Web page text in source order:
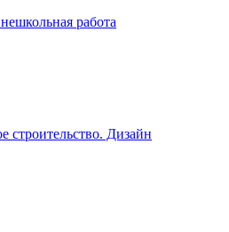
работа
строительство. Дизайн